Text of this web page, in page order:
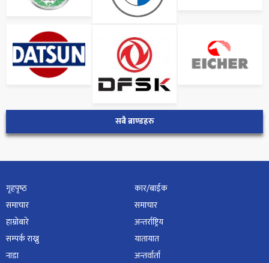
सबै ब्राण्डहरु
गृहपृष्‍ठ
समाचार
हाम्रोबारे
सम्पर्क राख्नु
नाडा
कार/बाईक
समाचार
अन्तर्राष्ट्रिय
यातायात
अन्तर्वार्ता